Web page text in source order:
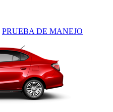
PRUEBA DE MANEJO